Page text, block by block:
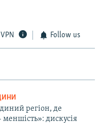
Follow us
регіон, де
меншість»: дискусія